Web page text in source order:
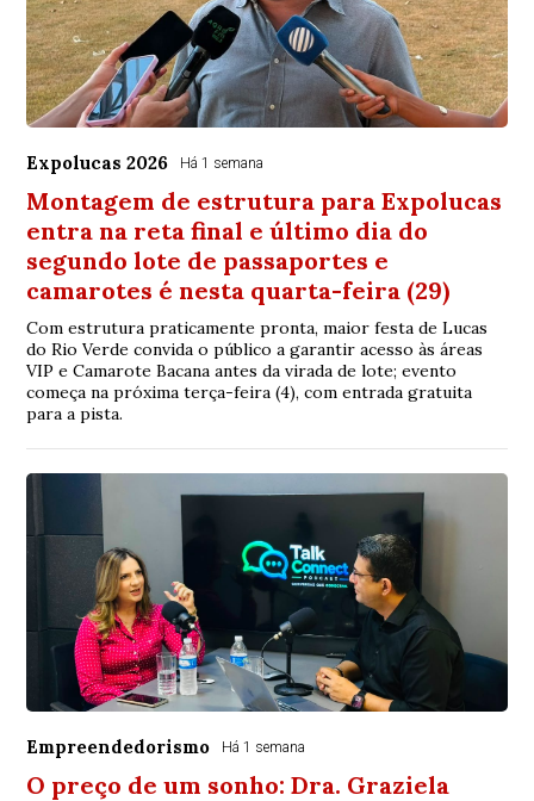
Expolucas 2026 Há 1 semana
Montagem de estrutura para Expolucas
entra na reta final e último dia do
segundo lote de passaportes e
camarotes é nesta quarta-feira (29)
Com estrutura praticamente pronta, maior festa de Lucas
do Rio Verde convida o público a garantir acesso às áreas
VIP e Camarote Bacana antes da virada de lote; evento
começa na próxima terça-feira (4), com entrada gratuita
para a pista.
Empreendedorismo Há 1 semana
O preço de um sonho: Dra. Graziela